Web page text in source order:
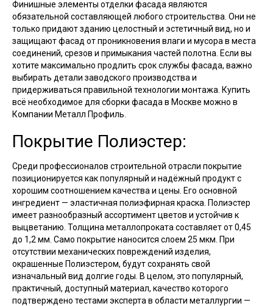
Финишные элементы отделки фасада являются
обязательной составляющей любого строительства. Они не
только придают зданию целостный и эстетичный вид, но и
защищают фасад от проникновения влаги и мусора в места
соединений, срезов и примыкания частей полотна. Если вы
хотите максимально продлить срок службы фасада, важно
выбирать детали заводского производства и
придерживаться правильной технологии монтажа. Купить
всё необходимое для сборки фасада в Москве можно в
Компании Металл Профиль.
Покрытие Полиэстер:
Среди профессионалов строительной отрасли покрытие
позиционируется как популярный и надёжный продукт с
хорошим соотношением качества и цены. Его основной
ингредиент — эластичная полиэфирная краска. Полиэстер
имеет разнообразный ассортимент цветов и устойчив к
выцветанию. Толщина металлопроката составляет от 0,45
до 1,2 мм. Само покрытие наносится слоем 25 мкм. При
отсутствии механических повреждений изделия,
окрашенные Полиэстером, будут сохранять свой
изначальный вид долгие годы. В целом, это популярный,
практичный, доступный материал, качество которого
подтверждено тестами эксперта в области металлургии —